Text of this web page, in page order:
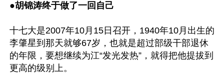
●胡锦涛终于做了一回自己
十七大是2007年10月15日召开，1940年10月出生的
李肇星到那天就够67岁，也就是超过部级干部退休
的年限，要想继续为江“发光发热”，就得把他提拔到
更高的级别上。